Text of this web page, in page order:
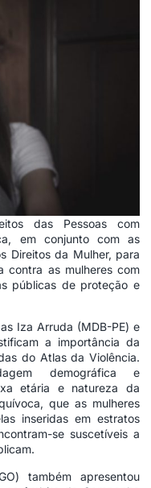
das Pessoas com
em conjunto com as
Direitos da Mulher, para
contra as mulheres com
públicas de proteção e
Iza Arruda (MDB-PE) e
a importância da
do Atlas da Violência.
demográfica e
etária e natureza da
que as mulheres
inseridas em estratos
se suscetíveis a
também apresentou